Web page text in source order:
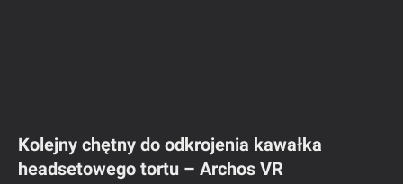
Kolejny chętny do odkrojenia kawałka
headsetowego tortu – Archos VR